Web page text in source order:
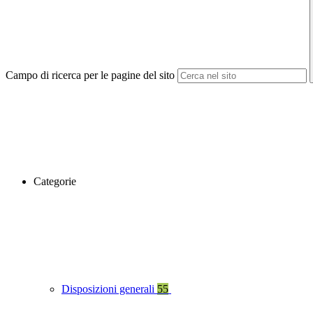
Campo di ricerca per le pagine del sito
Categorie
Disposizioni generali 55